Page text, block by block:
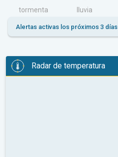
tormenta lluvia
Alertas activas los próximos 3 días
Radar de temperatura